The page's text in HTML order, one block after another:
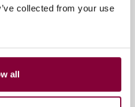
collected from your use
all